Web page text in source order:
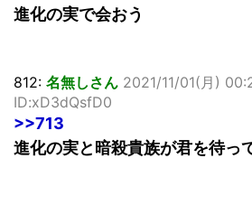
進化の実で会おう
812: 名無しさん 2021/11/01(月)
ID:xD3dQsfD0
>>713
進化の実と暗殺貴族が君を待っ